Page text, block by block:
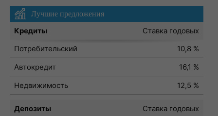
Лучшие предложения
Кредиты
Ставка годовых
Потребительский
10,8 %
Автокредит
16,1 %
Недвижимость
12,5 %
Депозиты
Ставка годовых